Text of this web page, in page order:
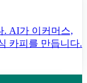
. AI가 이커머스,
카피를 만듭니다.